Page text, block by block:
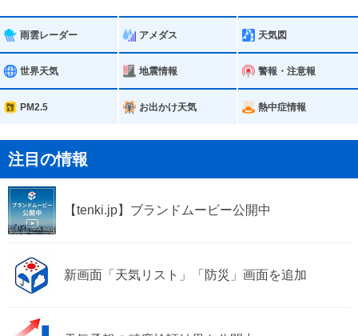
新潟市西蒲区
村上市
五泉市 阿賀野市
胎内市 聖籠町
関川村 粟島浦村
雨雲レーダー アメダス 天気図
世界天気 地震情報 警報・注意報
PM2.5 お出かけ天気 熱中症情報
注目の情報
【tenki.jp】ブランドムービー公開中
新画面「天気リスト」「防災」画面を追加